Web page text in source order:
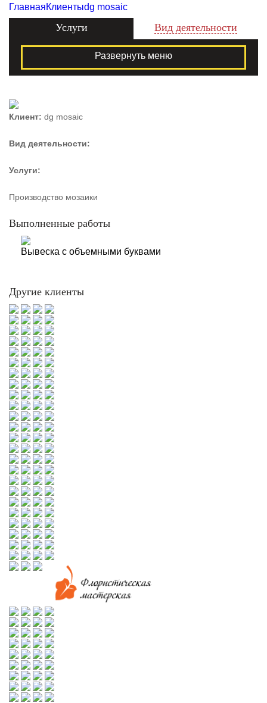
ГлавнаяКлиентыdg mosaic
Услуги Вид деятельности
Развернуть меню
Клиент: dg mosaic
Вид деятельности:
Услуги:
Производство мозаики
Выполненные работы
Вывеска с объемными буквами
Другие клиенты